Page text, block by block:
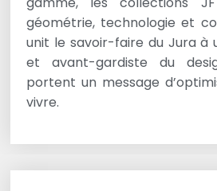
géométrie, technologie et
unit le savoir-faire du Jura à
et avant-gardiste du
portent un message
vivre.